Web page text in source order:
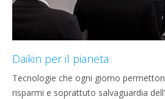
Daikin per il pianeta
Tecnologie che ogni giorno
risparmi e soprattuto salvaguardia